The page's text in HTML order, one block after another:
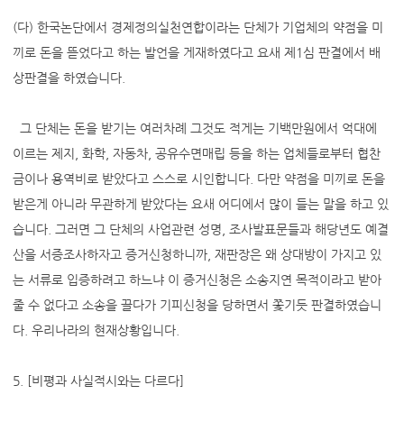
(다) 한국논단에서 경제정의실천연합이라는 단체가 기업체의 약점을 미
끼로 돈을 뜯었다고 하는 발언을 게재하였다고 요새 제1심 판결에서 배
상판결을 하였습니다.
그 단체는 돈을 받기는 여러차례 그것도 적게는 기백만원에서 억대에
이르는 제지, 화학, 자동차, 공유수면매립 등을 하는 업체들로부터 협찬
금이나 용역비로 받았다고 스스로 시인합니다. 다만 약점을 미끼로 돈을
받은게 아니라 무관하게 받았다는 요새 어디에서 많이 들는 말을 하고 있
습니다. 그러면 그 단체의 사업관련 성명, 조사발표문들과 해당년도 예결
산을 서증조사하자고 증거신청하니까, 재판장은 왜 상대방이 가지고 있
는 서류로 입증하려고 하느냐 이 증거신청은 소송지연 목적이라고 받아
줄 수 없다고 소송을 끌다가 기피신청을 당하면서 쫓기듯 판결하였습니
다. 우리나라의 현재상황입니다.
5. [비평과 사실적시와는 다르다]